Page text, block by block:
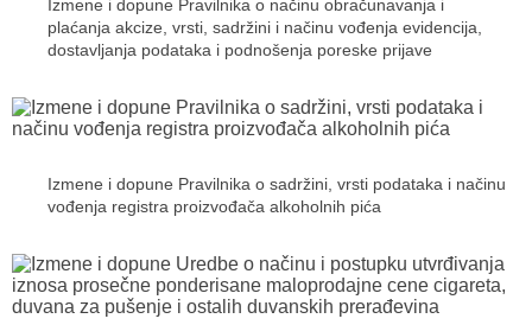
Izmene i dopune Pravilnika o načinu obračunavanja i
plaćanja akcize, vrsti, sadržini i načinu vođenja evidencija,
dostavljanja podataka i podnošenja poreske prijave
Izmene i dopune Pravilnika o sadržini, vrsti podataka i načinu
vođenja registra proizvođača alkoholnih pića